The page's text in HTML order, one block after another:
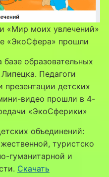
«Мир моих увлечений»
«ЭкоСфера» прошли
образовательных
Педагоги
презентации детских
видео прошли в 4-
«ЭкоСферики»
объединений:
туристско
гуманитарной и
Скачать